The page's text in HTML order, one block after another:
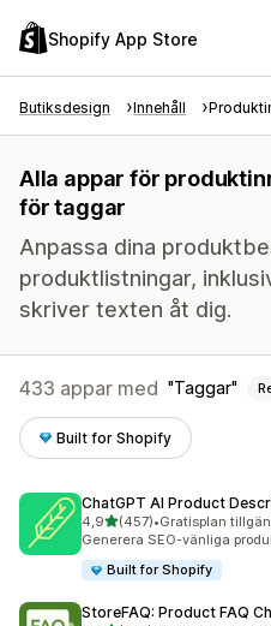
Shopify App Store
Butiksdesign Innehåll
Alla appar för
för taggar
Anpassa dina
produktlistningar,
skriver texten åt dig.
433 appar med Taggar
Built for Shopify
ChatGPT AI Product
4,9av 5 stjärnor
(457)
457 recensioner totalt
•Gratisplan
Generera SEO-vänliga
Built for Shopify
StoreFAQ: Product FAQ